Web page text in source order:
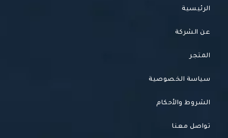
الرئيسية
عن الشركة
المتجر
سياسة الخصوصية
الشروط والأحكام
تواصل معنا